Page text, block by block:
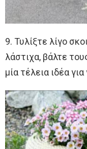
9. Τυλίξτε λίγο
λάστιχα, βάλτε
μία τέλεια ιδέα